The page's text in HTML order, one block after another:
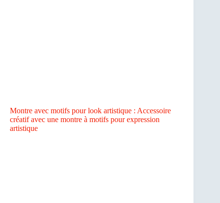
Montre avec motifs pour look artistique : Accessoire
créatif avec une montre à motifs pour expression
artistique